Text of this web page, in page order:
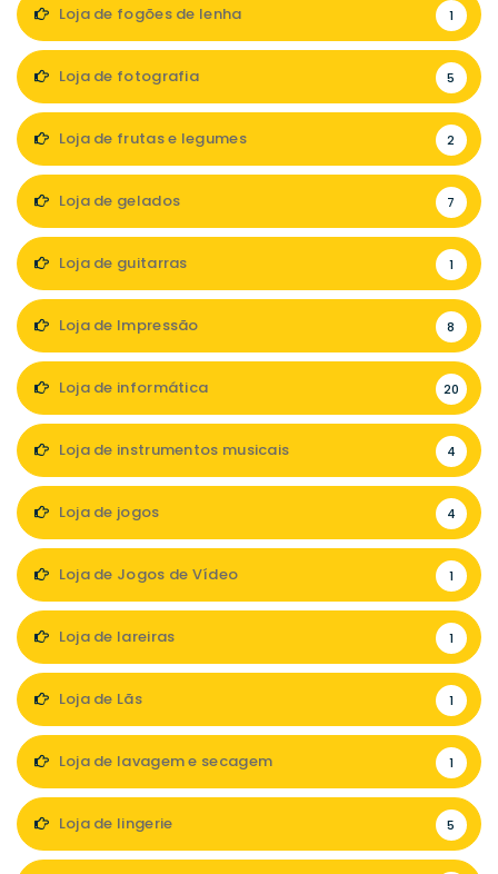
Loja de fogões de lenha 1
Loja de fotografia 5
Loja de frutas e legumes 2
Loja de gelados 7
Loja de guitarras 1
Loja de Impressão 8
Loja de informática 20
Loja de instrumentos musicais 4
Loja de jogos 4
Loja de Jogos de Vídeo 1
Loja de lareiras 1
Loja de Lãs 1
Loja de lavagem e secagem 1
Loja de lingerie 5